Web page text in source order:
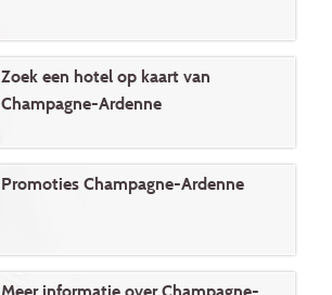
Zoek een hotel op kaart van
Champagne-Ardenne
Promoties Champagne-Ardenne